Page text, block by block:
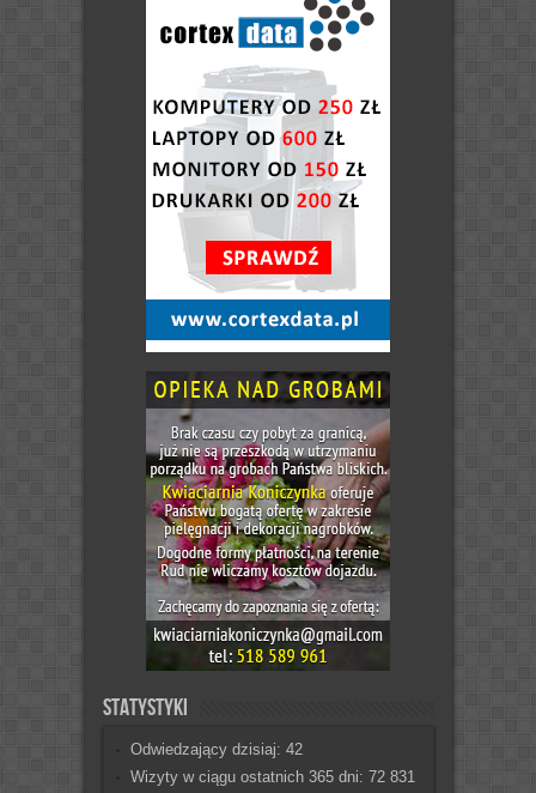
Statystyki
Odwiedzający dzisiaj: 42
Wizyty w ciągu ostatnich 365 dni: 72 831